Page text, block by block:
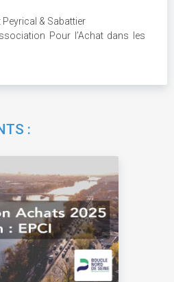
& Sabattier
Pour l’Achat dans les
: